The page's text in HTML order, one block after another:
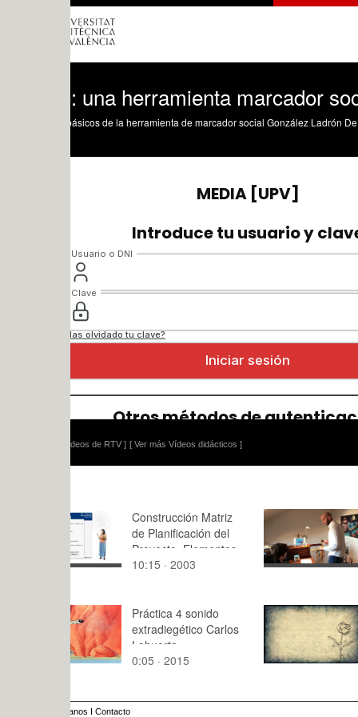
una herramienta marcador social
[ Ver más Vídeos didácticos ]
Construcción Matriz
de Planificación del
Proyecto. Elementos
de la Matriz de
10:15 · 2003
IMANDOLL
1:49 · 2021
Práctica 4 sonido
extradiegético Carlos
Lahuerta
0:05 · 2015
1:40 · 2015